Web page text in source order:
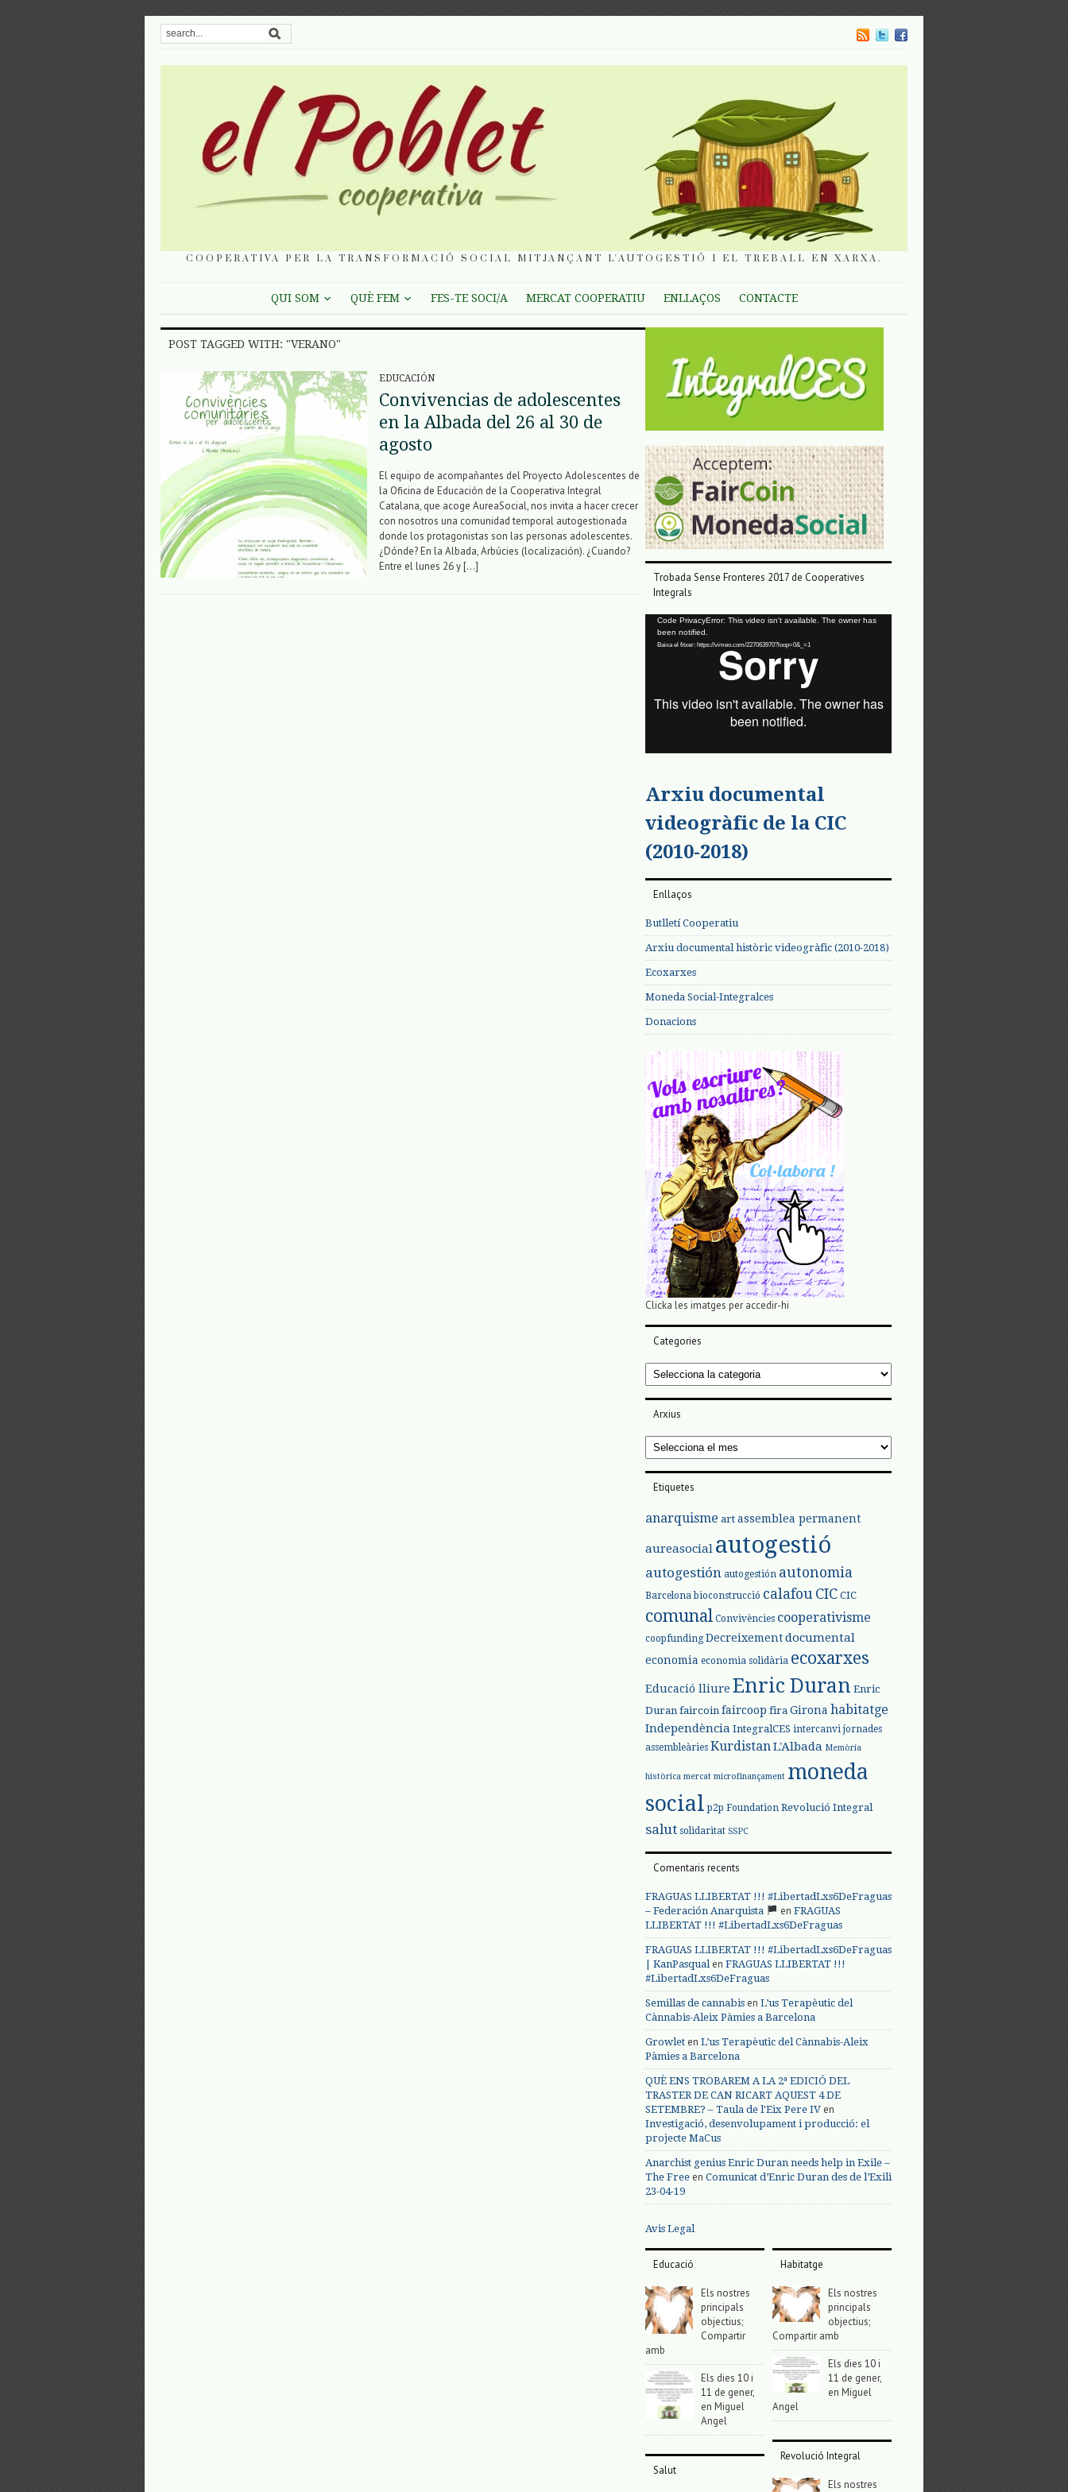
COOPERATIVA PER LA TRANSFORMACIÓ SOCIAL MITJANÇANT L'AUTOGESTIÓ I EL TREBALL EN XARXA.
QUI SOM QUÈ FEM FES-TE SOCI/A MERCAT COOPERATIU ENLLAÇOS CONTACTE
POST TAGGED WITH: "VERANO"
EDUCACIÓN
Convivencias de adolescentes
en la Albada del 26 al 30 de
agosto
El equipo de acompañantes del Proyecto Adolescentes de
la Oficina de Educación de la Cooperativa Integral
Catalana, que acoge AureaSocial, nos invita a hacer crecer
con nosotros una comunidad temporal autogestionada
donde los protagonistas son las personas adolescentes.
¿Dónde? En la Albada, Arbúcies (localización). ¿Cuando?
Entre el lunes 26 y […]
Trobada Sense Fronteres 2017 de Cooperatives
Integrals
Reproductor
vídeo
Code PrivacyError: This video isn't available. The owner has
been notified.
Baixa el fitxer: https://vimeo.com/227063970?loop=0&_=1
Arxiu documental
videogràfic de la CIC
(2010-2018)
Enllaços
Butlletí Cooperatiu
Arxiu documental històric videogràfic (2010-2018)
Ecoxarxes
Moneda Social-Integralces
Donacions
Clicka les imatges per accedir-hi
Categories
Categories
Arxius
Arxius
Etiquetes
anarquisme art assemblea permanent
aureasocial autogestió
autogestión autogestión autonomia
Barcelona bioconstrucció calafou CIC CIC
comunal Convivències cooperativisme
coopfunding Decreixementdocumental
economia economia solidària ecoxarxes
Educació lliure Enric Duran Enric
Duran faircoin faircoop fira Girona habitatge
Independència IntegralCES intercanvi jornades
assembleàries Kurdistan L'Albada Memòria
històrica mercat microfinançament moneda
social p2p Foundation Revolució Integral
salut solidaritat SSPC
Comentaris recents
FRAGUAS LLIBERTAT !!! #LibertadLxs6DeFraguas
– Federación Anarquista
en FRAGUAS
LLIBERTAT !!! #LibertadLxs6DeFraguas
FRAGUAS LLIBERTAT !!! #LibertadLxs6DeFraguas
| KanPasqualen FRAGUAS LLIBERTAT !!!
#LibertadLxs6DeFraguas
Semillas de cannabis en L’us Terapèutic del
Cànnabis-Aleix Pàmies a Barcelona
Growlet en L’us Terapèutic del Cànnabis-Aleix
Pàmies a Barcelona
QUÈ ENS TROBAREM A LA 2ª EDICIÓ DEL
TRASTER DE CAN RICART AQUEST 4 DE
SETEMBRE? – Taula de l'Eix Pere IV en
Investigació, desenvolupament i producció: el
projecte MaCus
Anarchist genius Enric Duran needs help in Exile –
The Free en Comunicat d’Enric Duran des de l’Exili
23-04-19
Avis Legal
Educació
Els nostres
principals
objectius;
Compartir
amb
Els dies 10 i
11 de gener,
en Miguel
Angel
Salut
Habitatge
Els nostres
principals
objectius;
Compartir amb
Els dies 10 i
11 de gener,
en Miguel
Angel
Revolució Integral
Els nostres